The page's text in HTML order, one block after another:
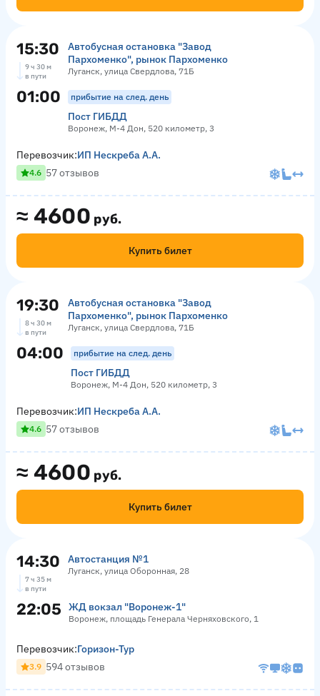
15:30
Автобусная остановка "Завод
Пархоменко", рынок Пархоменко
Луганск, улица Свердлова, 71Б
9 ч 30 м
в пути
01:00 прибытие на след. день
Пост ГИБДД
Воронеж, М-4 Дон, 520 километр, 3
≈ 4600 руб.
Купить билет
Перевозчик:ИП Нескреба А.А.
4.6 57 отзывов
19:30
Автобусная остановка "Завод
Пархоменко", рынок Пархоменко
Луганск, улица Свердлова, 71Б
8 ч 30 м
в пути
04:00 прибытие на след. день
Пост ГИБДД
Воронеж, М-4 Дон, 520 километр, 3
≈ 4600 руб.
Купить билет
Перевозчик:ИП Нескреба А.А.
4.6 57 отзывов
14:30 Автостанция №1
Луганск, улица Оборонная, 28
7 ч 35 м
в пути
22:05 ЖД вокзал "Воронеж-1"
Воронеж, площадь Генерала Черняховского, 1
Перевозчик:Горизон-Тур
3.9 594 отзывов